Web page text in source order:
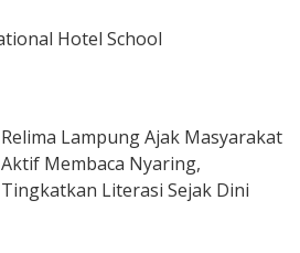
Relima Lampung Ajak Masyarakat
Aktif Membaca Nyaring,
Tingkatkan Literasi Sejak Dini